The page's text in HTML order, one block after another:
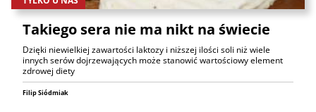
Takiego sera nie ma nikt na świecie
Dzięki niewielkiej zawartości laktozy i niższej ilości soli niż wiele
innych serów dojrzewających może stanowić wartościowy element
zdrowej diety
Filip Siódmiak